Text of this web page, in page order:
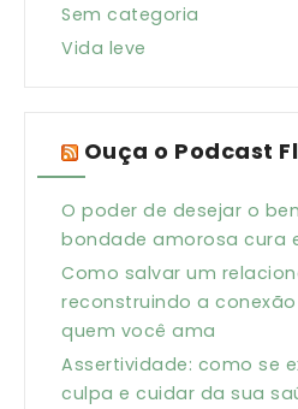
Sem categoria
Vida leve
Ouça o Podcast
O poder de desejar o
bondade amorosa cura
Como salvar um
reconstruindo a
quem você ama
Assertividade: como se
culpa e cuidar da sua